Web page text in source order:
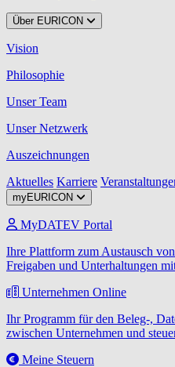
Über EURICON
Vision
Philosophie
Unser Team
Unser Netzwerk
Auszeichnungen
Aktuelles Karriere
myEURICON
MyDATEV Portal
Ihre Plattform zum Austausch
Freigaben und Unterhaltungen
Unternehmen Online
Ihr Programm für den Beleg-,
zwischen Unternehmen und
Meine Steuern